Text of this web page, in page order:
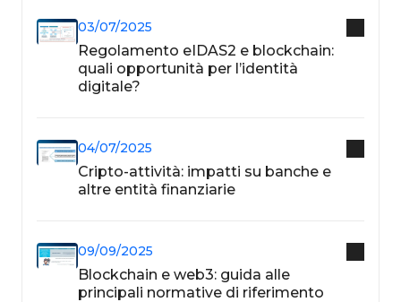
03/07/2025
Regolamento eIDAS2 e blockchain:
quali opportunità per l’identità
digitale?
04/07/2025
Cripto-attività: impatti su banche e
altre entità finanziarie
09/09/2025
Blockchain e web3: guida alle
principali normative di riferimento